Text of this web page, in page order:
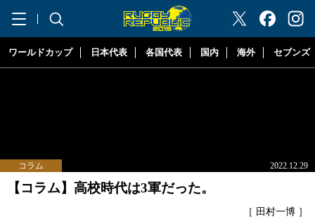
"ラグビーリパブリック"
ワールドカップ 日本代表 各国代表 国内 海外 セブンズ
コラム 2022.12.29
【コラム】高校時代は3軍だった。
［ 田村一博 ］